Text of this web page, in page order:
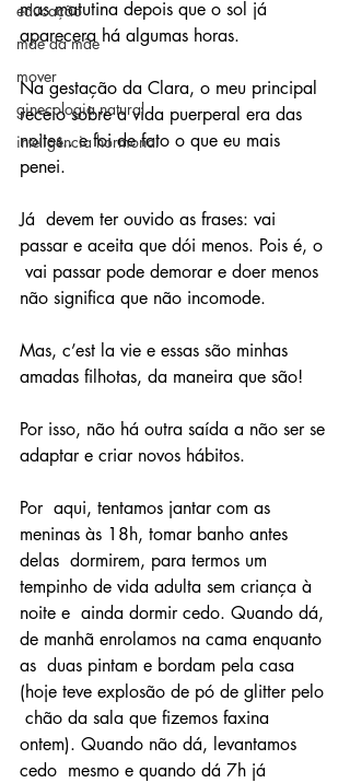
educação
mãe da mãe
mover
ginecologia natural
inteligência hormonal
mas matutina depois que o sol já
aparecera há algumas horas.
Na gestação da Clara, o meu principal
receio sobre a vida puerperal era das
noites.. e foi de fato o que eu mais
penei.
Já  devem ter ouvido as frases: vai
passar e aceita que dói menos. Pois é, o
vai passar pode demorar e doer menos
não significa que não incomode.
Mas, c’est la vie e essas são minhas
amadas filhotas, da maneira que são!
Por isso, não há outra saída a não ser se
adaptar e criar novos hábitos.
Por  aqui, tentamos jantar com as
meninas às 18h, tomar banho antes
delas  dormirem, para termos um
tempinho de vida adulta sem criança à
noite e  ainda dormir cedo. Quando dá,
de manhã enrolamos na cama enquanto
as  duas pintam e bordam pela casa
(hoje teve explosão de pó de glitter pelo
chão da sala que fizemos faxina
ontem). Quando não dá, levantamos
cedo  mesmo e quando dá 7h já